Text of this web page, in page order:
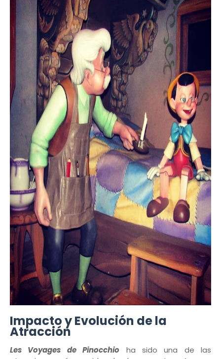
Impacto y Evolución de la
Atracción
Les Voyages de Pinocchio ha sido una de las